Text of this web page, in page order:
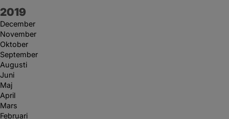
År:
2019
December
November
Oktober
September
Augusti
Juni
Maj
April
Mars
Februari